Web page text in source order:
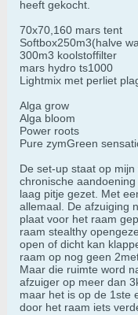
heeft gekocht.
​​​​​70x70,160 mars tent
Softbox250m3(halve
300m3 koolstoffilter
mars hydro ts1000
Lightmix met perliet
Alga grow
Alga bloom
Power roots
Pure zymGreen
​​​​​​De set-up staat op
chronische
laag pitje gezet. Met
allemaal. De afzuiging
plaat voor het raam
raam stealthy
open of dicht kan
raam op nog geen
Maar die ruimte word
afzuiger op meer dan
maar het is op de 1ste
door het raam iets